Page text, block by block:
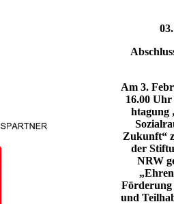
​​Am 3.
16.00
htagung
Zukunft“
der
NRW
Förderung
und